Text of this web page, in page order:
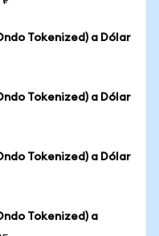
Tokenized) a Dólar
Tokenized) a Dólar
Tokenized) a Dólar
Tokenized) a